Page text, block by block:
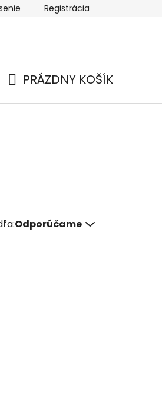
Registrácia
PRÁZDNY KOŠÍK
Odporúčame